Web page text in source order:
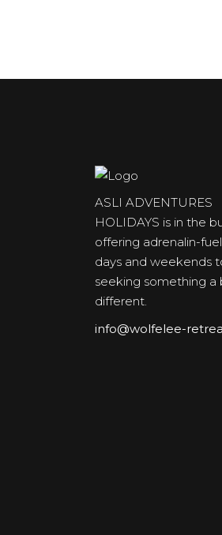
ASLI ADVENTURES
HOLIDAYS is in the
offering adrenalin-
days and weekends
seeking something a
different.
info@wolfelee-